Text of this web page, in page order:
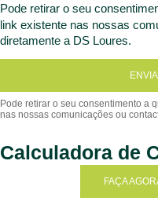
Pode retirar o seu
link existente nas nossas
diretamente a DS Loures.
Calculadora de
FAÇA